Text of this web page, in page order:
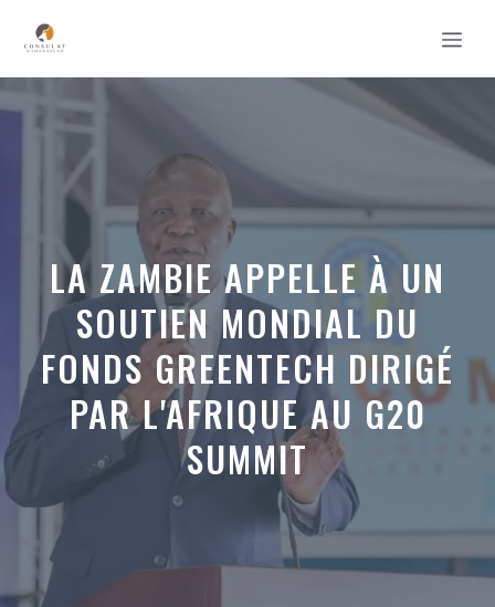
contenu
LA ZAMBIE APPELLE À UN
SOUTIEN MONDIAL DU
FONDS GREENTECH DIRIGÉ
PAR L'AFRIQUE AU G20
SUMMIT